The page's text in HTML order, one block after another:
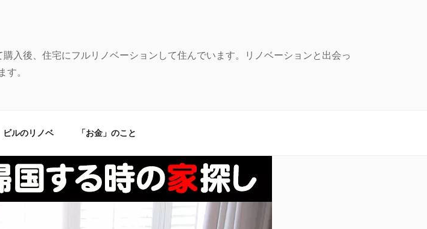
入後、住宅にフルリノベーションして住んでいます。リノベーションと出会っ
す。
ビルのリノベ 「お金」のこと